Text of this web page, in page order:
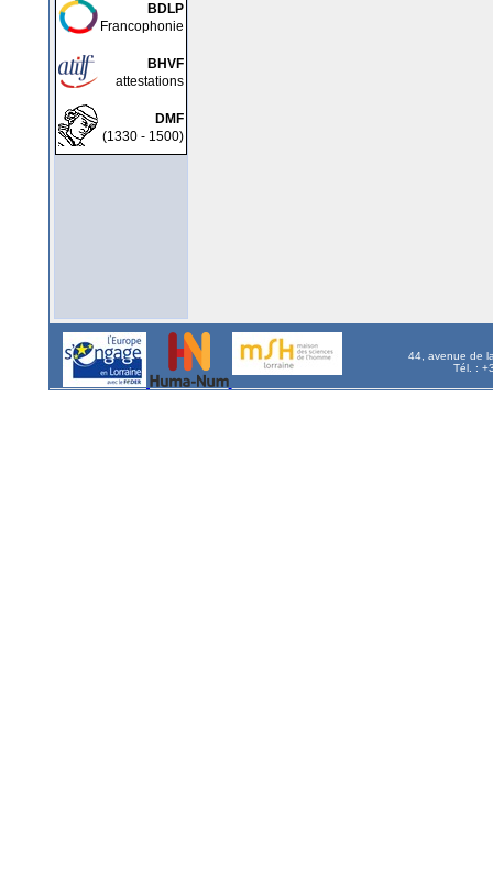
BDLP
Francophonie
BHVF
attestations
DMF
(1330 - 1500)
44, avenue de
Tél. :